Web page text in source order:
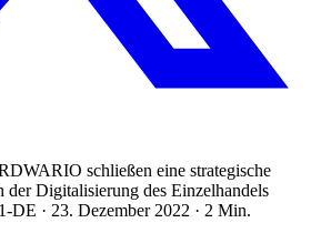
DE · 23. Dezember 2022 · 2 Min.